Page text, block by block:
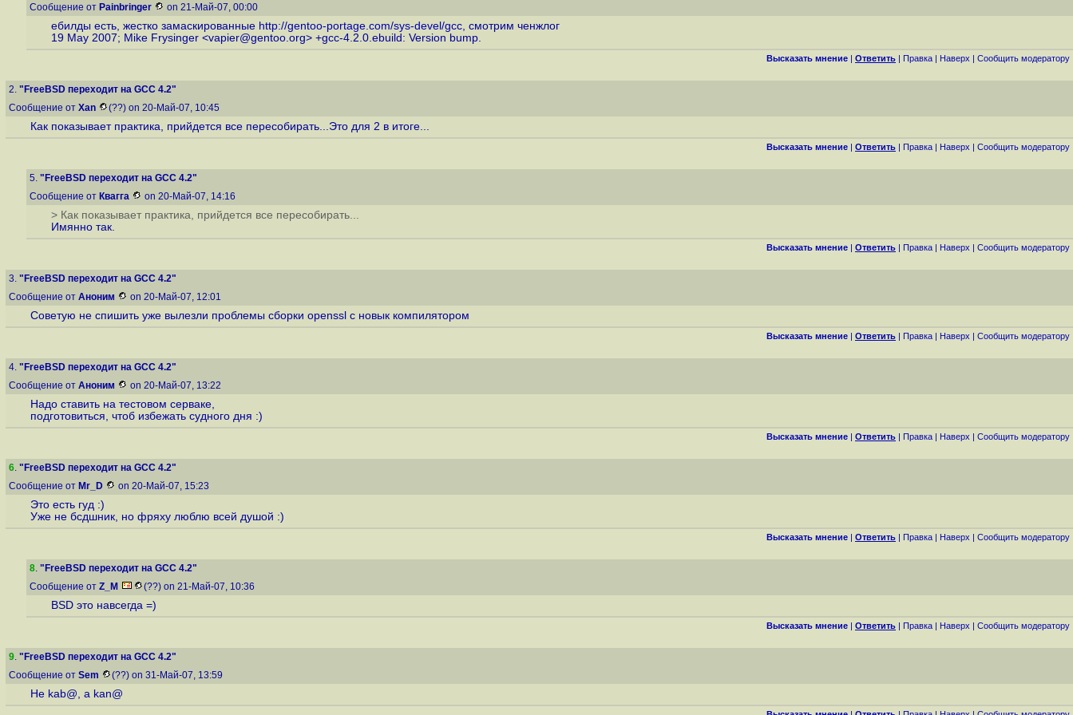
Сообщение от Painbringer on 21-Май-07, 00:00
ебилды есть, жестко замаскированные http://gentoo-portage.com/sys-devel/gcc, смотрим ченжлог
19 May 2007; Mike Frysinger <vapier@gentoo.org> +gcc-4.2.0.ebuild: Version bump.
Высказать мнение | Ответить | Правка | Наверх | Cообщить модератору
2. "FreeBSD переходит на GCC 4.2"
Сообщение от Xan (??) on 20-Май-07, 10:45
Как показывает практика, прийдется все пересобирать...Это для 2 в итоге...
Высказать мнение | Ответить | Правка | Наверх | Cообщить модератору
5. "FreeBSD переходит на GCC 4.2"
Сообщение от Квагга on 20-Май-07, 14:16
> Как показывает практика, прийдется все пересобирать...
Имянно так.
Высказать мнение | Ответить | Правка | Наверх | Cообщить модератору
3. "FreeBSD переходит на GCC 4.2"
Сообщение от Аноним on 20-Май-07, 12:01
Советую не спишить уже вылезли проблемы сборки openssl с новык компилятором
Высказать мнение | Ответить | Правка | Наверх | Cообщить модератору
4. "FreeBSD переходит на GCC 4.2"
Сообщение от Аноним on 20-Май-07, 13:22
Надо ставить на тестовом серваке,
подготовиться, чтоб избежать судного дня :)
Высказать мнение | Ответить | Правка | Наверх | Cообщить модератору
6. "FreeBSD переходит на GCC 4.2"
Сообщение от Mr_D on 20-Май-07, 15:23
Это есть гуд :)
Уже не бсдшник, но фряху люблю всей душой :)
Высказать мнение | Ответить | Правка | Наверх | Cообщить модератору
8. "FreeBSD переходит на GCC 4.2"
Сообщение от Z_M (??) on 21-Май-07, 10:36
BSD это навсегда =)
Высказать мнение | Ответить | Правка | Наверх | Cообщить модератору
9. "FreeBSD переходит на GCC 4.2"
Сообщение от Sem (??) on 31-Май-07, 13:59
Не kab@, а kan@